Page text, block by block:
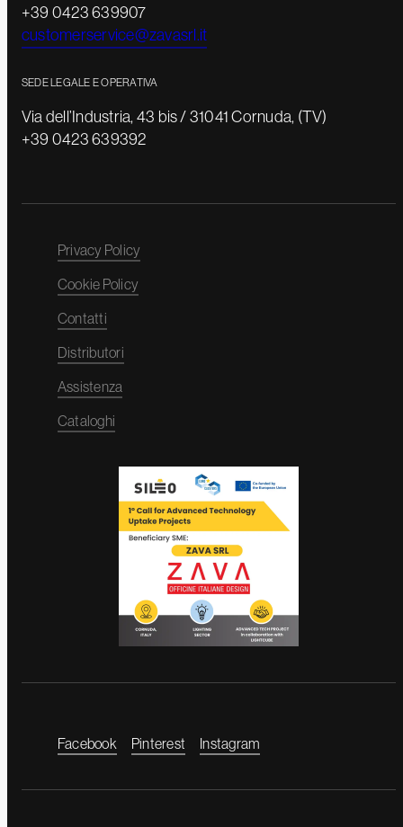
+39 0423 639907
customerservice@zavasrl.it
SEDE LEGALE E OPERATIVA
Via dell’Industria, 43 bis / 31041 Cornuda, (TV)
+39 0423 639392
Privacy Policy
Cookie Policy
Contatti
Distributori
Assistenza
Cataloghi
Facebook Pinterest Instagram